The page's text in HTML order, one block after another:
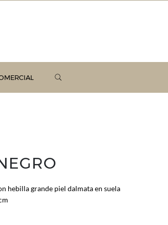
hebilla grande piel dalmata en suela